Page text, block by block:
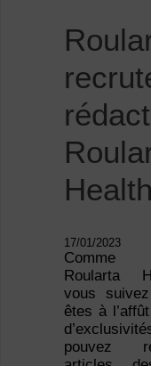
17/01/2023
Comme
Roularta
vous
êtes à
pouvez